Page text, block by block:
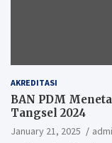
AKREDITASI
BAN PDM
Tangsel 2024
January 21, 2025